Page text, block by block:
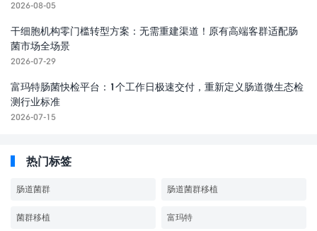
2026-08-05
干细胞机构零门槛转型方案：无需重建渠道！原有高端客群适配肠
菌市场全场景
2026-07-29
富玛特肠菌快检平台：1个工作日极速交付，重新定义肠道微生态检
测行业标准
2026-07-15
热门标签
肠道菌群 肠道菌群移植
菌群移植 富玛特